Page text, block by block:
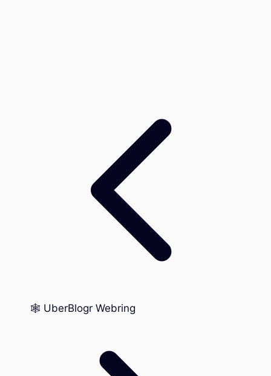
🕸️ UberBlogr Webring